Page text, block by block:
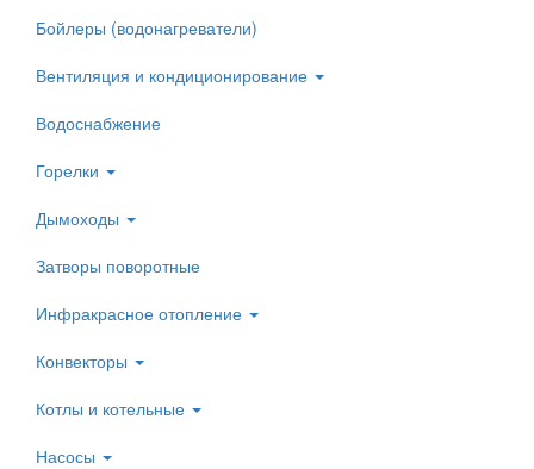
Бойлеры (водонагреватели)
Вентиляция и кондиционирование
Водоснабжение
Горелки
Дымоходы
Затворы поворотные
Инфракрасное отопление
Конвекторы
Котлы и котельные
Насосы